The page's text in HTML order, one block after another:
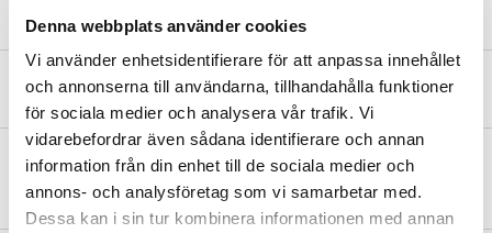
Denna webbplats använder cookies
Vi använder enhetsidentifierare för att anpassa innehållet
och annonserna till användarna, tillhandahålla funktioner
för sociala medier och analysera vår trafik. Vi
vidarebefordrar även sådana identifierare och annan
information från din enhet till de sociala medier och
annons- och analysföretag som vi samarbetar med.
Dessa kan i sin tur kombinera informationen med annan
Produktbeskrivning
Knopp av zink/zamak. Ø 38 mm. Levereras med skruvar.